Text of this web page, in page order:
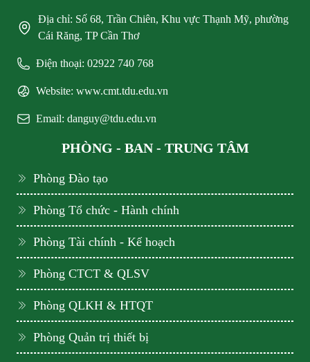
Địa chỉ: Số 68, Trần Chiên, Khu vực Thạnh Mỹ, phường
Cái Răng, TP Cần Thơ
Điện thoại: 02922 740 768
Website: www.cmt.tdu.edu.vn
Email: danguy@tdu.edu.vn
PHÒNG - BAN - TRUNG TÂM
Phòng Đào tạo
Phòng Tổ chức - Hành chính
Phòng Tài chính - Kế hoạch
Phòng CTCT & QLSV
Phòng QLKH & HTQT
Phòng Quản trị thiết bị